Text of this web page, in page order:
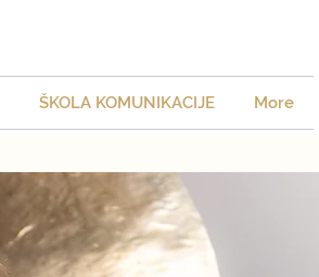
ŠKOLA KOMUNIKACIJE More